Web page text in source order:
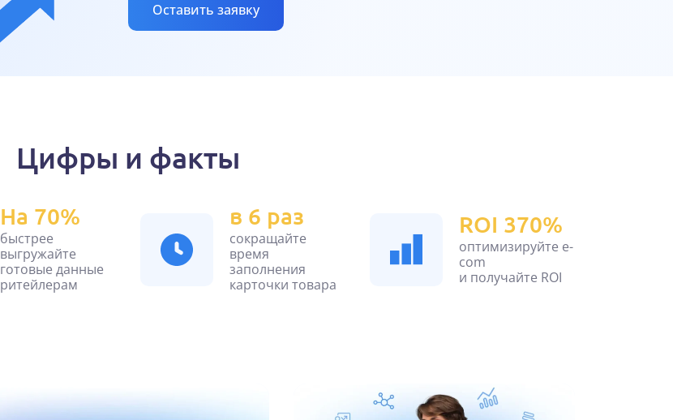
Оставить заявку
Цифры и факты
На 70%
быстрее
выгружайте
готовые данные
ритейлерам
в 6 раз
сокращайте
время
заполнения
карточки товара
ROI 370%
оптимизируйте e-
com
и получайте ROI